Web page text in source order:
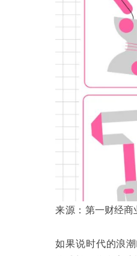
来源： 第一财经商
如果说时代的浪